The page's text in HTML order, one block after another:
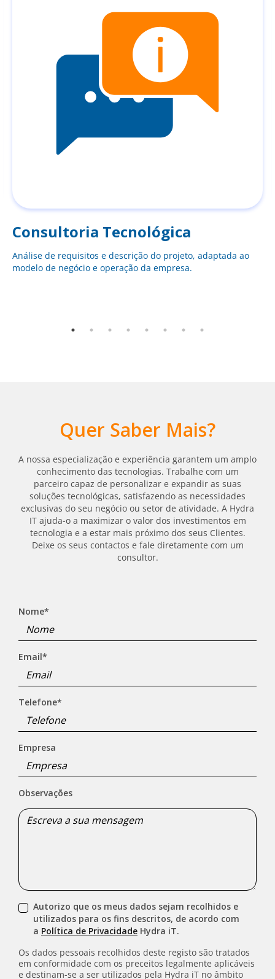
Consultoria Tecnológica
Análise de requisitos e descrição do projeto, adaptada ao
modelo de negócio e operação da empresa.
Quer Saber Mais?
A nossa especialização e experiência garantem um amplo
conhecimento das tecnologias. Trabalhe com um
parceiro capaz de personalizar e expandir as suas
soluções tecnológicas, satisfazendo as necessidades
exclusivas do seu negócio ou setor de atividade. A Hydra
IT ajuda-o a maximizar o valor dos investimentos em
tecnologia e a estar mais próximo dos seus Clientes.
Deixe os seus contactos e fale diretamente com um
consultor.
Nome*
Email*
Telefone*
Empresa
Observações
Autorizo que os meus dados sejam recolhidos e
utilizados para os fins descritos, de acordo com
a Política de Privacidade Hydra iT.
Os dados pessoais recolhidos deste registo são tratados
em conformidade com os preceitos legalmente aplicáveis
e destinam-se a ser utilizados pela Hydra iT no âmbito